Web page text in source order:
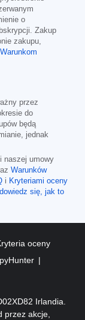
o
Zakup
zakupu,
Warunkom
przez
do
będą
jednak
naszej umowy
Warunków
i Kryteriami oceny
dowiedz się, jak to
oceny
Irlandia.
przez akcje,